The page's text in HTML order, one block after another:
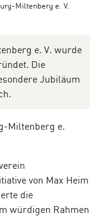
Miltenberg e. V.
e. V. wurde
Die
Jubiläum
Miltenberg e.
von Max Heim
die
würdigen Rahmen